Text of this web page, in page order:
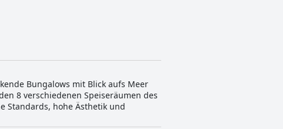
Bungalows mit Blick aufs Meer
8 verschiedenen Speiseräumen des
Standards, hohe Ästhetik und